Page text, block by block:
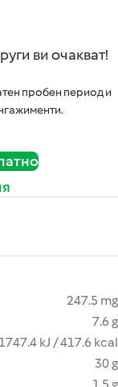
ви очакват!
пробен период и
247.5 mg
7.6 g
1747.4 kJ / 417.6 kcal
30 g